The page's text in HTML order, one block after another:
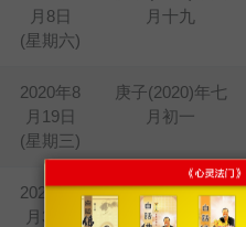
月8日
(星期六)
月十九
2020年8
月19日
(星期三)
庚子(2020)年七
月初一
2020年8
月31日
庚子(2020)年七
月十三